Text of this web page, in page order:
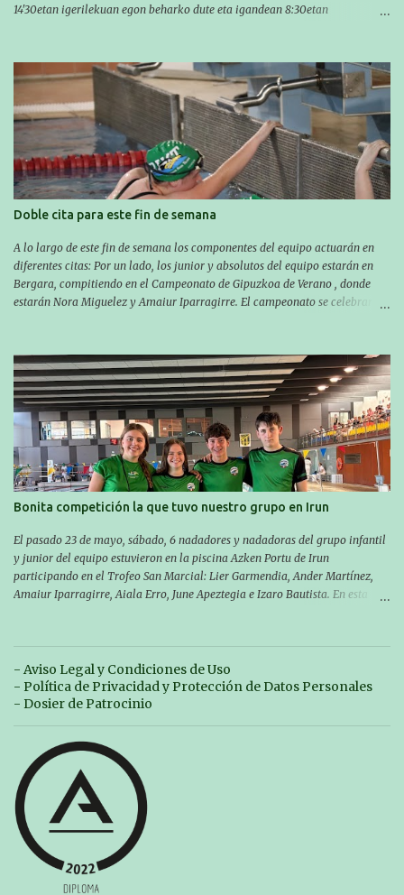
14'30etan igerilekuan egon beharko dute eta igandean 8:30etan
domingo los MASTERS tendrán el II TROFEO MASTER DE ZARAUTZ. La
competición se celebrará en Zarautz a las 16:00 la jornada del sabado y a
las 10:00 la del domingo. Los/las nadadores/as tendrán que estar en la
piscina a las 14:30 el sabado y a las 8:30 el domingo (polideportivo
Aritzbatalde). SERIES
Doble cita para este fin de semana
A lo largo de este fin de semana los componentes del equipo actuarán en
diferentes citas: Por un lado, los junior y absolutos del equipo estarán en
Bergara, compitiendo en el Campeonato de Gipuzkoa de Verano , donde
estarán Nora Miguelez y Amaiur Iparragirre. El campeonato se celebrará
sábado por la tarde a las 16:30. Por otro lado, otro grupo pequeño actuará
en el polideportivo Antzizar de Beasain en el XXIIIº memorial Leire
Contreras , en una mañana popular festiva organizada por el club Igartza.
Las pruebas empezarán a las 10:30, a las 11:30 habrá pruebas populares
australianas y después habrá un almuerzo para todos y todas las
participantes. Toda la información sobre convocatorias y competiciones la
encontraréis en nuestra web, en el siguiente enlace:
https://www.es.buruntzaldeaikt.eus/competici%C3%B3n/egutegia#h.9xisch
p06awl ¡Mucha suert...
Bonita competición la que tuvo nuestro grupo en Irun
El pasado 23 de mayo, sábado, 6 nadadores y nadadoras del grupo infantil
y junior del equipo estuvieron en la piscina Azken Portu de Irun
participando en el Trofeo San Marcial: Lier Garmendia, Ander Martínez,
Amaiur Iparragirre, Aiala Erro, June Apeztegia e Izaro Bautista. En esta
marcas. A pesar de no conseguir marca, pasaron una tarde muy buena y
sirvió para reforzar su experiencia. La mayoría ya ha terminado la
temporada, pero seguiremos trabajando con quienes están en la recta final,
trabajando para que cada uno consiga sus objetivos personales. BRNPWR!
- Aviso Legal y Condiciones de Uso
- Política de Privacidad y Protección de Datos Personales
- Dosier de Patrocinio